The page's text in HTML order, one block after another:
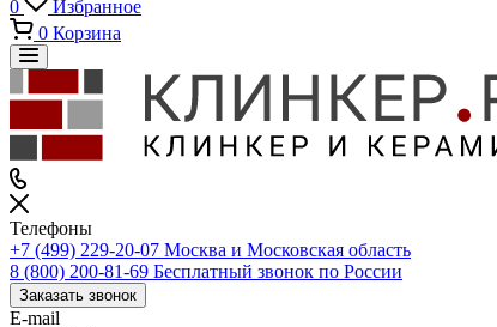
0
Избранное
0 Корзина
Телефоны
+7 (499) 229-20-07 Москва и Московская область
8 (800) 200-81-69 Бесплатный звонок по России
Заказать звонок
E-mail